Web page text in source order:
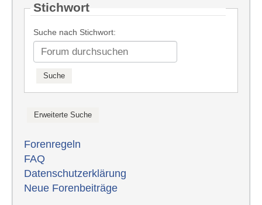
Stichwort
Suche nach Stichwort:
Forenregeln
FAQ
Datenschutzerklärung
Neue Forenbeiträge